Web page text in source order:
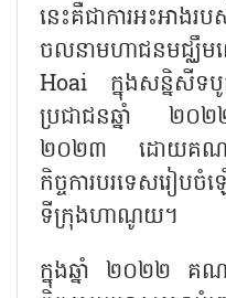
នេះគឺជាការអះអាងរ
ចលនាមហាជនមជ្ឈឹ
Hoai ក្នុងសន្និសីទបូក
ប្រជាជនឆ្នាំ ២០២២
២០២៣ ដោយគណៈកម្
កិច្ចការបរទេសរៀប
ទីក្រុងហាណូយ។
ក្នុងឆ្នាំ ២០២២ គណៈ